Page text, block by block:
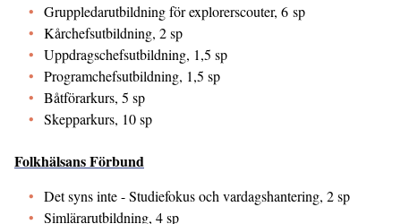
Gruppledarutbildning för explorerscouter, 6 sp
Kårchefsutbildning, 2 sp
Uppdragschefsutbildning, 1,5 sp
Programchefsutbildning, 1,5 sp
Båtförarkurs, 5 sp
Skepparkurs, 10 sp
Folkhälsans Förbund
Det syns inte - Studiefokus och vardagshantering, 2 sp
Simlärarutbildning, 4 sp